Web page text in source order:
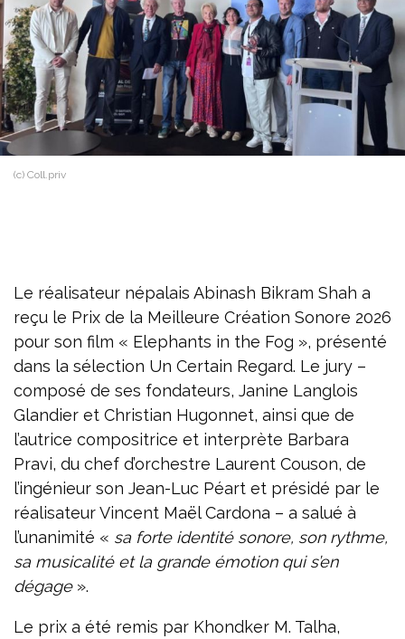
(c) Coll.priv
Le réalisateur népalais Abinash Bikram Shah a
reçu le Prix de la Meilleure Création Sonore 2026
pour son film « Elephants in the Fog », présenté
dans la sélection Un Certain Regard. Le jury –
composé de ses fondateurs, Janine Langlois
Glandier et Christian Hugonnet, ainsi que de
l’autrice compositrice et interprète Barbara
Pravi, du chef d’orchestre Laurent Couson, de
l’ingénieur son Jean-Luc Péart et présidé par le
réalisateur Vincent Maël Cardona – a salué à
l’unanimité « sa forte identité sonore, son rythme,
sa musicalité et la grande émotion qui s’en
dégage».
Le prix a été remis par Khondker M. Talha,